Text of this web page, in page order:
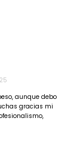
aunque debo
gracias mi